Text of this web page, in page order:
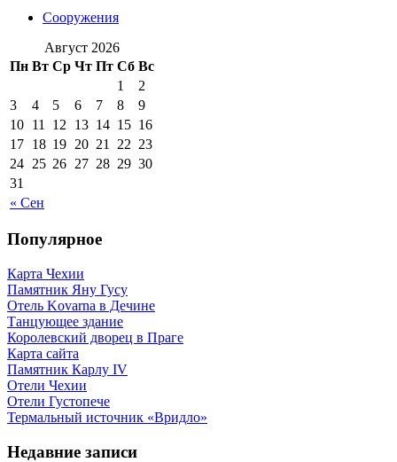
Сооружения
Август 2026
Пн Вт Ср Чт Пт Сб Вс
« Сен
1
2
3
4 5 6 7 8
9
10 11 12 13 14 15 16
17 18 19 20 21 22 23
24 25 26 27 28 29 30
31
Популярное
Карта Чехии
Памятник Яну Гусу
Отель Kovarna в Дечине
Танцующее здание
Королевский дворец в Праге
Карта сайта
Памятник Карлу IV
Отели Чехии
Отели Густопече
Термальный источник «Вридло»
Недавние записи